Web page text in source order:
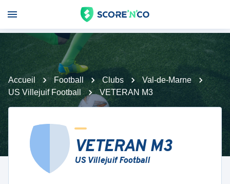
Accueil Football Clubs
Val-de-Marne
US Villejuif Football
VETERAN M3
VETERAN M3
US Villejuif Football